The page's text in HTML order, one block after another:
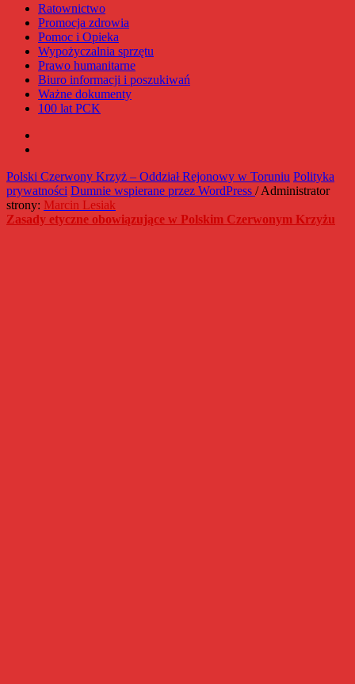
Ratownictwo
Promocja zdrowia
Pomoc i Opieka
Wypożyczalnia sprzętu
Prawo humanitarne
Biuro informacji i poszukiwań
Ważne dokumenty
100 lat PCK
Polski Czerwony Krzyż – Oddział Rejonowy w Toruniu Polityka
prywatności Dumnie wspierane przez WordPress / Administrator
strony: Marcin Lesiak
Zasady etyczne obowiązujące w Polskim Czerwonym Krzyżu